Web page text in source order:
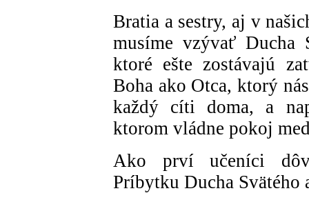
Bratia a sestry, aj v
musíme vzývať Ducha
ktoré ešte zostávajú
Boha ako Otca, ktorý
každý cíti doma, a
ktorom vládne pokoj
Ako prví učeníci
Príbytku Ducha